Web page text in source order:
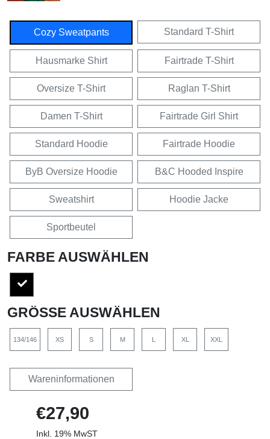
Cozy Sweatpants Standard T-Shirt
Hausmarke Shirt Fairtrade T-Shirt
Oversize T-Shirt Raglan T-Shirt
Damen T-Shirt Fairtrade Girl Shirt
Standard Hoodie Fairtrade Hoodie
ByB Oversize Hoodie B&C Hooded Inspire
Sweatshirt Hoodie Jacke
Sportbeutel
FARBE AUSWÄHLEN
GRÖSSE AUSWÄHLEN
134/146 XS S M L XL XXL
Wareninformationen
€27,90
Inkl. 19% MwST